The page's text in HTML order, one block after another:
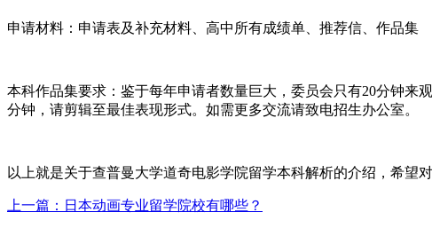
申请材料：申请表及补充材料、高中所有成绩单、推荐信、作品集
本科作品集要求：鉴于每年申请者数量巨大，委员会只有20分钟来
分钟，请剪辑至最佳表现形式。如需更多交流请致电招生办公室。
以上就是关于查普曼大学道奇电影学院留学本科解析的介绍，希望
上一篇：日本动画专业留学院校有哪些？